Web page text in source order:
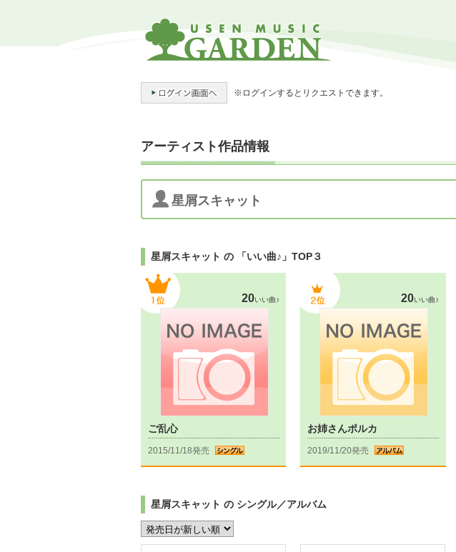
※ログインするとリクエストできます。
アーティスト作品情報
星屑スキャット
星屑スキャット の 「いい曲♪」TOP３
20いい曲♪
ご乱心
2015/11/18発売
20いい曲♪
お姉さんポルカ
2019/11/20発売
星屑スキャット の シングル／アルバム